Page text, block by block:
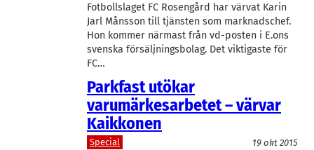
Fotbollslaget FC Rosengård har värvat Karin
Jarl Månsson till tjänsten som marknadschef.
Hon kommer närmast från vd-posten i E.ons
svenska försäljningsbolag. Det viktigaste för
FC…
Parkfast utökar
varumärkesarbetet – värvar
Kaikkonen
Special
19 okt 2015